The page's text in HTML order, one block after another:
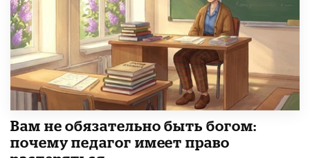
​Вам не обязательно быть богом:
почему педагог имеет право